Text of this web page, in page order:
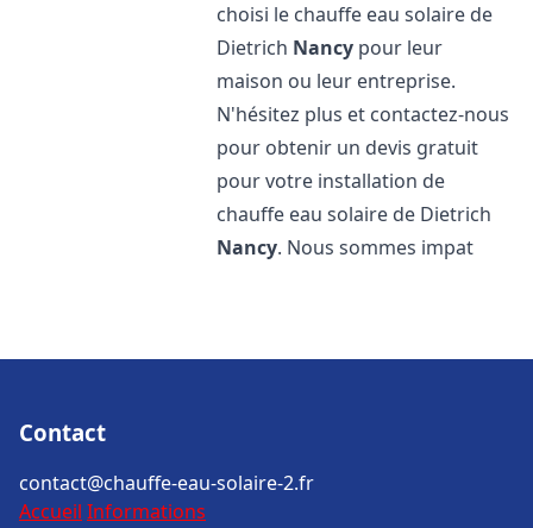
choisi le chauffe eau solaire de
Dietrich Nancy pour leur
maison ou leur entreprise.
N'hésitez plus et contactez-nous
pour obtenir un devis gratuit
pour votre installation de
chauffe eau solaire de Dietrich
Nancy. Nous sommes impat
Contact
contact@chauffe-eau-solaire-2.fr
Accueil Informations